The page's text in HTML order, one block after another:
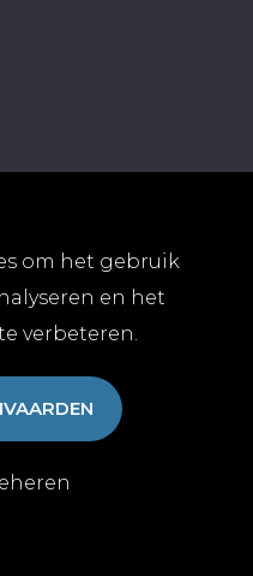
om het gebruik
en het
verbeteren.